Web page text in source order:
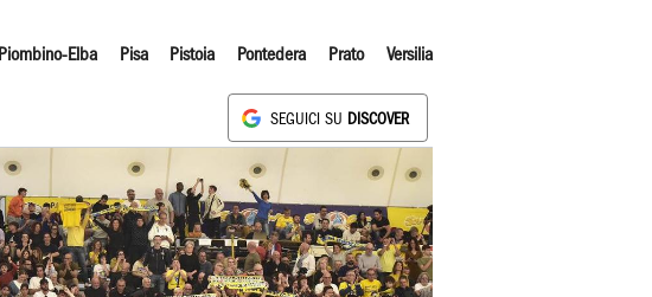
Piombino-Elba Pisa Pistoia Pontedera Prato Versilia
SEGUICI SU DISCOVER